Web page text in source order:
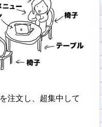
を注文し、超集中して